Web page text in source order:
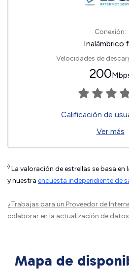
Conexión:
Inalámbrico
Velocidades de
200
Calificación de
Ver más
◊ La valoración de estrellas se basa en
y nuestra encuesta independiente de
¿Trabajas para un Proveedor de
colaborar en la actualización de
Mapa de